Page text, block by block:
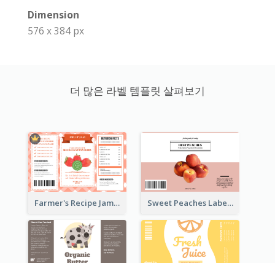
Dimension
576 x 384 px
더 많은 라벨 템플릿 살펴보기
Farmer's Recipe Jam Label Sweet Peaches Label